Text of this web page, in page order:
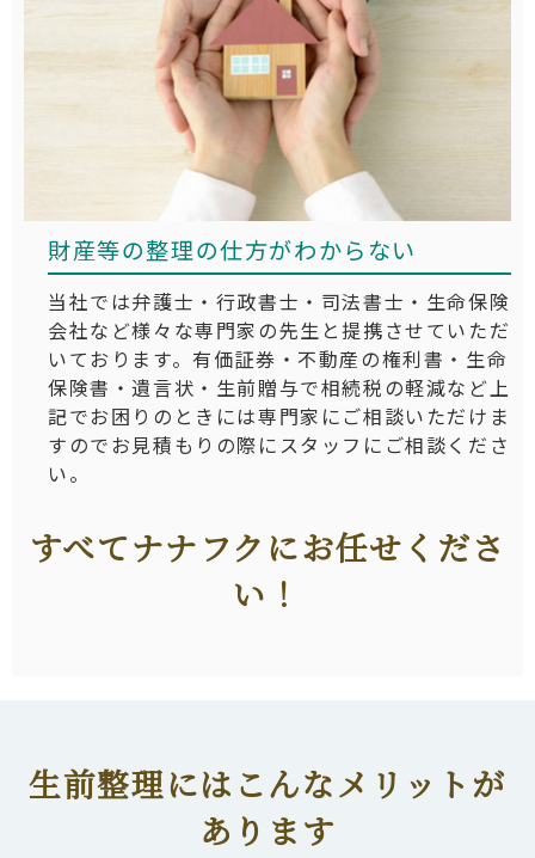
財産等の整理の仕方がわからない
当社では弁護士・行政書士・司法書士・生命保険
会社など様々な専門家の先生と提携させていただ
いております。有価証券・不動産の権利書・生命
保険書・遺言状・生前贈与で相続税の軽減など上
記でお困りのときには専門家にご相談いただけま
すのでお見積もりの際にスタッフにご相談くださ
い。
すべてナナフクにお任せくださ
い！
生前整理にはこんなメリットが
あります